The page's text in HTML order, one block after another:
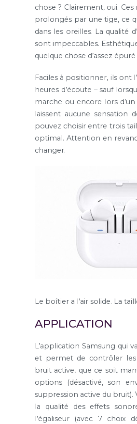
chose ? Clairement, oui.
prolongés par une tige, ce
dans les oreilles. La qualité
sont impeccables.
quelque chose d’assez
Faciles à positionner, ils ont
heures d’écoute – sauf
marche ou encore lors
laissent aucune sensation
pouvez choisir entre trois
optimal. Attention en
changer.
Le boîtier a l’air solide. La
APPLICATION
L’application Samsung qui
et permet de contrôler les
bruit active, que ce soit
options (désactivé, son
suppression active du bruit).
la qualité des effets
l’égaliseur (avec 7 choix